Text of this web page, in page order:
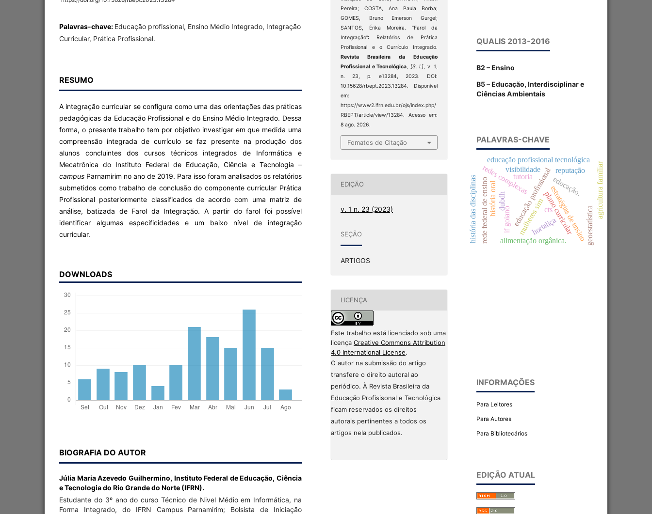
Palavras-chave: Educação profissional, Ensino Médio Integrado, Integração
Curricular, Prática Profissional.
RESUMO
A integração curricular se configura como uma das orientações das práticas
pedagógicas da Educação Profissional e do Ensino Médio Integrado. Dessa
forma, o presente trabalho tem por objetivo investigar em que medida uma
compreensão integrada de currículo se faz presente na produção dos
alunos concluintes dos cursos técnicos integrados de Informática e
Mecatrônica do Instituto Federal de Educação, Ciência e Tecnologia –
campus Parnamirim no ano de 2019. Para isso foram analisados os relatórios
submetidos como trabalho de conclusão do componente curricular Prática
Profissional posteriormente classificados de acordo com uma matriz de
análise, batizada de Farol da Integração. A partir do farol foi possível
identificar algumas especificidades e um baixo nível de integração
curricular.
DOWNLOADS
BIOGRAFIA DO AUTOR
Júlia Maria Azevedo Guilhermino, Instituto Federal de Educação, Ciência
e Tecnologia do Rio Grande do Norte (IFRN).
Estudante do 3º ano do curso Técnico de Nivel Médio em Informática, na
Forma Integrado, do IFRN Campus Parnamirim; Bolsista de Iniciação
Pereira; COSTA, Ana Paula Borba;
GOMES, Bruno Emerson Gurgel;
SANTOS, Érika Moreira. “Farol da
Integração”: Relatórios de Prática
Profissional e o Currículo Integrado.
Revista Brasileira da Educação
Profissional e Tecnológica, [S. l.], v. 1,
n. 23, p. e13284, 2023. DOI:
10.15628/rbept.2023.13284. Disponível
em:
https://www2.ifrn.edu.br/ojs/index.php/
RBEPT/article/view/13284. Acesso em:
8 ago. 2026.
Fomatos de Citação
EDIÇÃO
v. 1 n. 23 (2023)
SEÇÃO
ARTIGOS
LICENÇA
Este trabalho está licenciado sob uma
licença Creative Commons Attribution
4.0 International License.
O autor na submissão do artigo
transfere o direito autoral ao
periódico. À Revista Brasileira da
Educação Profisisonal e Tecnológica
ficam reservados os direitos
autorais pertinentes a todos os
artigos nela publicados.
QUALIS 2013-2016
B2 – Ensino
B5 – Educação, Interdisciplinar e
Ciências Ambientais
PALAVRAS-CHAVE
educação profissionalestratégias de ensino
redes complexas
plano curricular
história oral
educação profissional tecnológica
educação.
mulheres sim
rede federal de ensino alimentação orgânica.
hortaliça
agricultura familiar
if goiano
reputação
dubdh
história das disciplinas geoestatística
tutoria
cts
visibilidade
INFORMAÇÕES
Para Leitores
Para Autores
Para Bibliotecários
EDIÇÃO ATUAL